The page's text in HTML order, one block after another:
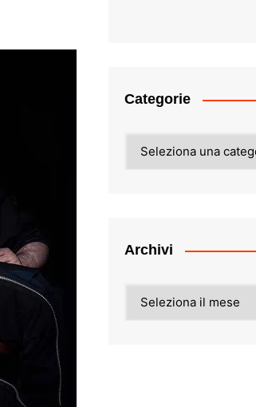
Categorie
Archivi